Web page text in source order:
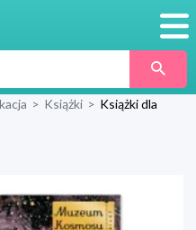
> Książki > Książki dla